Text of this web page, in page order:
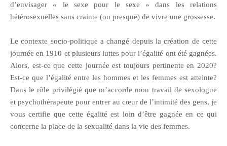
d’envisager « le sexe pour le sexe » dans les relations
hétérosexuelles sans crainte (ou presque) de vivre une grossesse.
Le contexte socio-politique a changé depuis la création de cette
journée en 1910 et plusieurs luttes pour l’égalité ont été gagnées.
Alors, est-ce que cette journée est toujours pertinente en 2020?
Est-ce que l’égalité entre les hommes et les femmes est atteinte?
Dans le rôle privilégié que m’accorde mon travail de sexologue
et psychothérapeute pour entrer au cœur de l’intimité des gens, je
vous certifie que cette égalité est loin d’être gagnée en ce qui
concerne la place de la sexualité dans la vie des femmes.